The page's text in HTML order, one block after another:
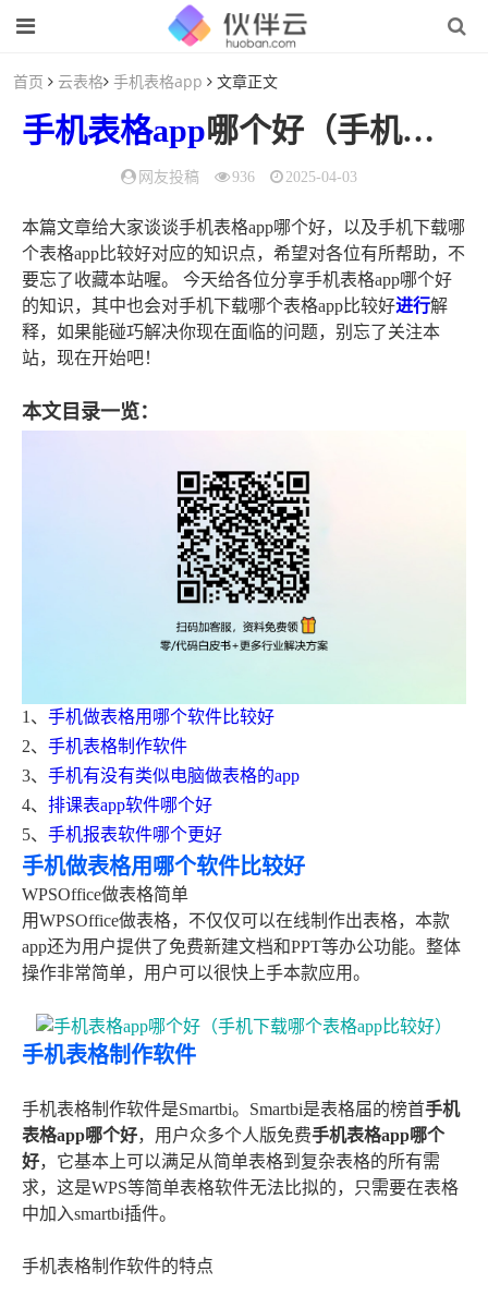
首页 云表格 手机表格app 文章正文
手机表格app哪个好（手机下载哪个
网友投稿 936 2025-04-03
本篇文章给大家谈谈手机表格app哪个好，以及手机下载哪
个表格app比较好对应的知识点，希望对各位有所帮助，不
要忘了收藏本站喔。 今天给各位分享手机表格app哪个好
的知识，其中也会对手机下载哪个表格app比较好进行解
释，如果能碰巧解决你现在面临的问题，别忘了关注本
站，现在开始吧！
本文目录一览：
1、 手机做表格用哪个软件比较好
2、 手机表格制作软件
3、 手机有没有类似电脑做表格的app
4、 排课表app软件哪个好
5、 手机报表软件哪个更好
手机做表格用哪个软件比较好
WPSOffice做表格简单
用WPSOffice做表格，不仅仅可以在线制作出表格，本款
app还为用户提供了免费新建文档和PPT等办公功能。整体
操作非常简单，用户可以很快上手本款应用。
手机表格制作软件
手机表格制作软件是Smartbi。Smartbi是表格届的榜首手机
表格app哪个好，用户众多个人版免费手机表格app哪个
好，它基本上可以满足从简单表格到复杂表格的所有需
求，这是WPS等简单表格软件无法比拟的，只需要在表格
中加入smartbi插件。
手机表格制作软件的特点